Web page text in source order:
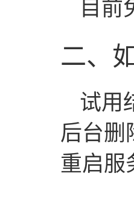
目前
二、
试用
后台删
重启服